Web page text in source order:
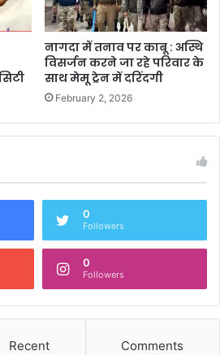
नागदा में तनाव पर काबू : अस्थि
विसर्जन करने जा रहे परिवार के
साथ मेमू ट्रेन में दरिंदगी
February 2, 2026
0
Followers
0
Followers
Recent Comments